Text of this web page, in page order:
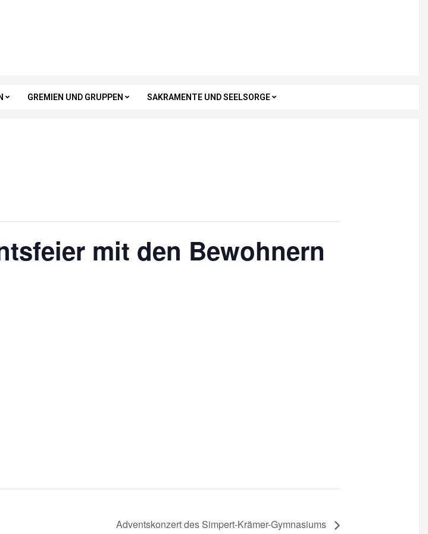
GREMIEN UND GRUPPEN SAKRAMENTE UND SEELSORGE
mit den Bewohnern
Adventskonzert des Simpert-Krämer-Gymnasiums